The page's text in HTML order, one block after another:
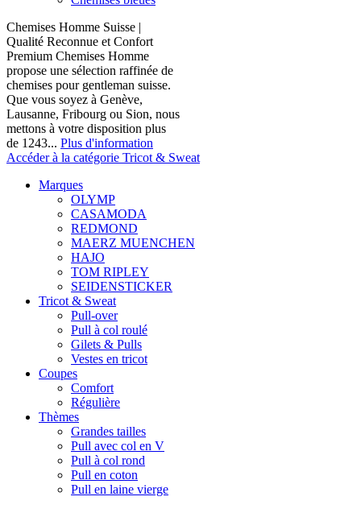
Chemises Homme Suisse |
Qualité Reconnue et Confort
Premium Chemises Homme
propose une sélection raffinée de
chemises pour gentleman suisse.
Que vous soyez à Genève,
Lausanne, Fribourg ou Sion, nous
mettons à votre disposition plus
de 1243... Plus d'information
Accéder à la catégorie Tricot & Sweat
Marques
OLYMP
CASAMODA
REDMOND
MAERZ MUENCHEN
HAJO
TOM RIPLEY
SEIDENSTICKER
Tricot & Sweat
Pull-over
Pull à col roulé
Gilets & Pulls
Vestes en tricot
Coupes
Comfort
Régulière
Thèmes
Grandes tailles
Pull avec col en V
Pull à col rond
Pull en coton
Pull en laine vierge